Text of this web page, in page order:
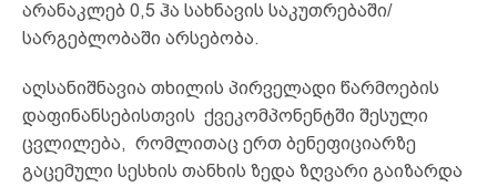
არანაკლებ 0,5 ჰა სახნავის საკუთრებაში/
სარგებლობაში არსებობა.
აღსანიშნავია თხილის პირველადი წარმოების
დაფინანსებისთვის ქვეკომპონენტში შესული
ცვლილება, რომლითაც ერთ ბენეფიციარზე
გაცემული სესხის თანხის ზედა ზღვარი გაიზარდა